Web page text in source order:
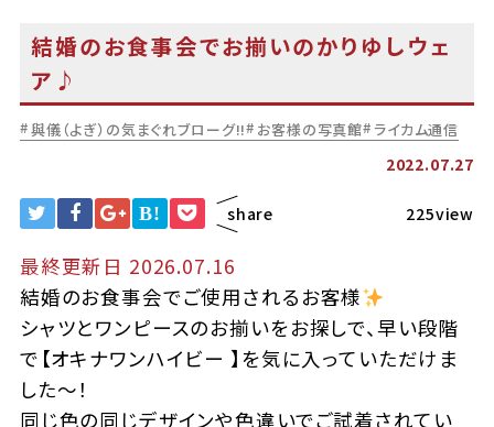
結婚のお食事会でお揃いのかりゆしウェ
ア♪
與儀（よぎ）の気まぐれブローグ!! お客様の写真館 ライカム通信
2022.07.27
B! share 225view
最終更新日 2026.07.16
​結婚のお食事会でご使用されるお客様
シャツとワンピースのお揃いをお探しで、早い段階
で【オキナワンハイビー 】を気に入っていただけま
した〜！
同じ色の同じデザインや色違いでご試着されてい